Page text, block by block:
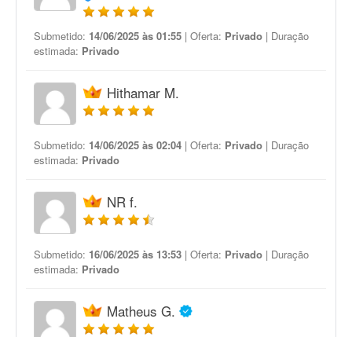
Submetido: 14/06/2025 às 01:55 | Oferta: Privado | Duração
estimada: Privado
Hithamar M.
Submetido: 14/06/2025 às 02:04 | Oferta: Privado | Duração
estimada: Privado
NR f.
Submetido: 16/06/2025 às 13:53 | Oferta: Privado | Duração
estimada: Privado
Matheus G.